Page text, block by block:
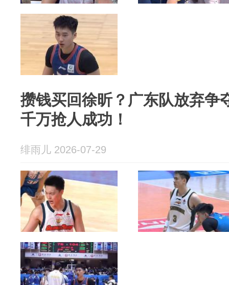
攒钱买回徐昕？广东队放弃争
千万抢人成功！
绯雨儿 2026-07-29